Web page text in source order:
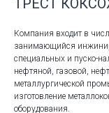
ТРЕСТ
Компания входит в
занимающийся
специальных и пуско-
нефтяной, газовой,
металлургической
изготовление
оборудования.